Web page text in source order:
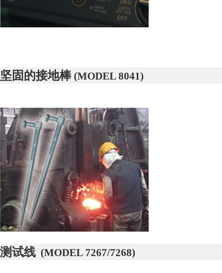
坚固的接地棒(MODEL 8041)
测试线 (MODEL 7267/7268)